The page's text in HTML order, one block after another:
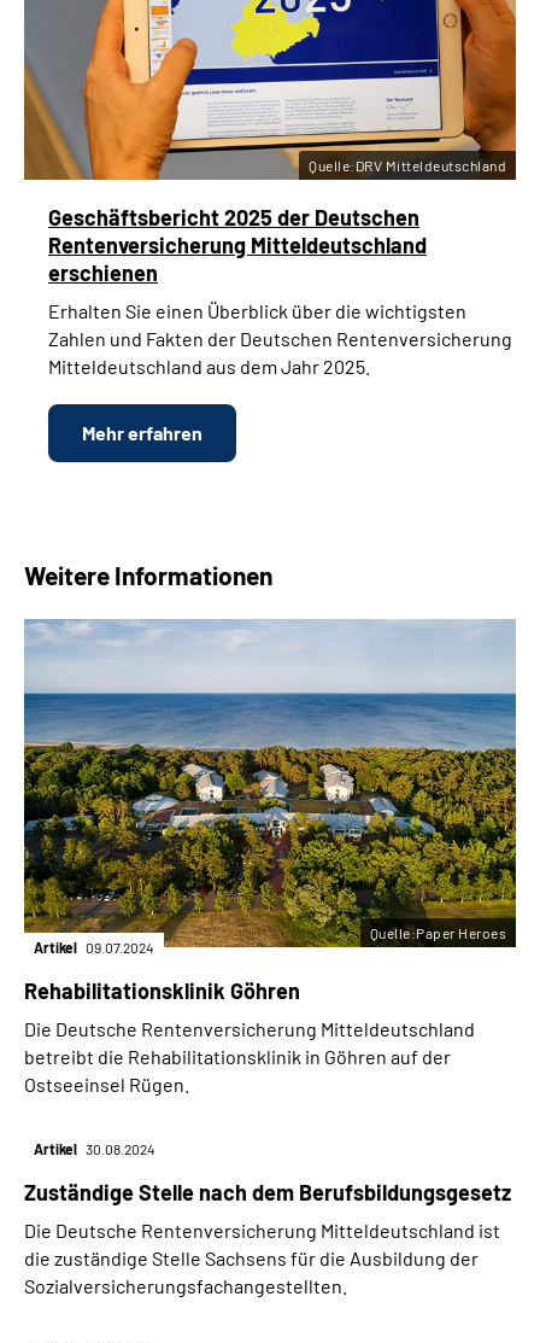
Geschäftsbericht 2025 der Deutschen
Rentenversicherung Mitteldeutschland
erschienen
Erhalten Sie einen Überblick über die wichtigsten
Zahlen und Fakten der Deutschen Rentenversicherung
Mitteldeutschland aus dem Jahr 2025.
Mehr erfahren
Quelle:DRV Mitteldeutschland
Weitere Informationen
Artikel 09.07.2024
Rehabilitationsklinik Göhren
Die Deutsche Rentenversicherung Mitteldeutschland
betreibt die Rehabilitationsklinik in Göhren auf der
Ostseeinsel Rügen.
Quelle:Paper Heroes
Artikel 30.08.2024
Zuständige Stelle nach dem Berufsbildungsgesetz
Die Deutsche Rentenversicherung Mitteldeutschland ist
die zuständige Stelle Sachsens für die Ausbildung der
Sozialversicherungsfachangestellten.